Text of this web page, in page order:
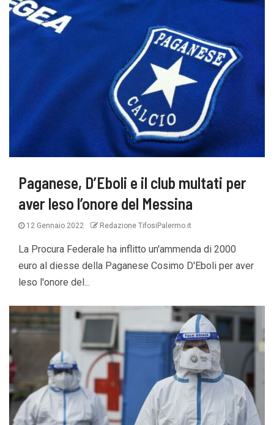
Paganese, D’Eboli e il club multati per
aver leso l’onore del Messina
12 Gennaio 2022 Redazione TifosiPalermo.it
La Procura Federale ha inflitto un'ammenda di 2000
euro al diesse della Paganese Cosimo D'Eboli per aver
leso l'onore del...